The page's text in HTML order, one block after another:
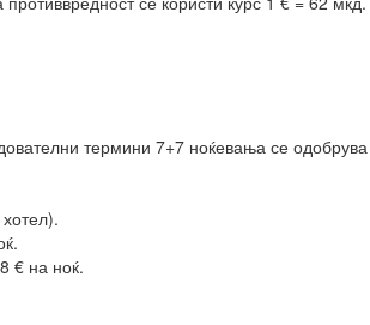
термини 7+7 ноќевања се
€ на ноќ.